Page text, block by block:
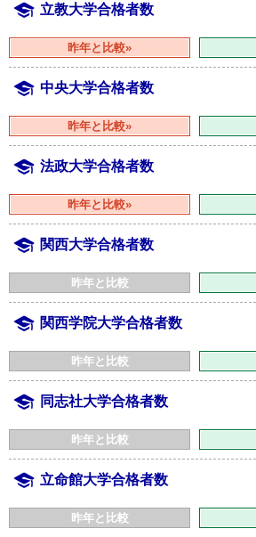
立教大学合格者数
昨年と比較»
中央大学合格者数
昨年と比較»
法政大学合格者数
昨年と比較»
関西大学合格者数
昨年と比較
関西学院大学合格者数
昨年と比較
同志社大学合格者数
昨年と比較
立命館大学合格者数
昨年と比較